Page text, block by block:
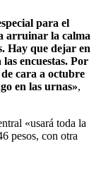
para el
arruinar la calma
Hay que dejar en
encuestas. Por
cara a octubre
en las urnas»,
«usará toda la
pesos, con otra